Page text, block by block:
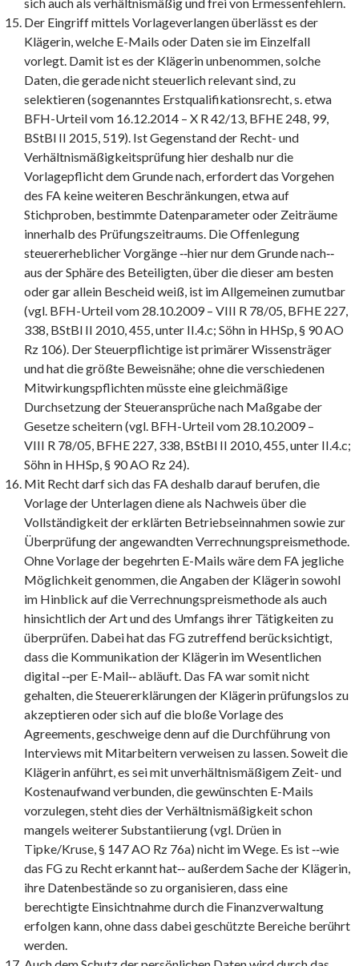
Der Eingriff mittels Vorlageverlangen überlässt es der
Klägerin, welche E-Mails oder Daten sie im Einzelfall
vorlegt. Damit ist es der Klägerin unbenommen, solche
Daten, die gerade nicht steuerlich relevant sind, zu
selektieren (sogenanntes Erstqualifikationsrecht, s. etwa
BFH-Urteil vom 16.12.2014 – X R 42/13, BFHE 248, 99,
BStBl II 2015, 519). Ist Gegenstand der Recht- und
Verhältnismäßigkeitsprüfung hier deshalb nur die
Vorlagepflicht dem Grunde nach, erfordert das Vorgehen
des FA keine weiteren Beschränkungen, etwa auf
Stichproben, bestimmte Datenparameter oder Zeiträume
innerhalb des Prüfungszeitraums. Die Offenlegung
steuererheblicher Vorgänge ‑‑hier nur dem Grunde nach‑‑
aus der Sphäre des Beteiligten, über die dieser am besten
oder gar allein Bescheid weiß, ist im Allgemeinen zumutbar
(vgl. BFH-Urteil vom 28.10.2009 – VIII R 78/05, BFHE 227,
338, BStBl II 2010, 455, unter II.4.c; Söhn in HHSp, § 90 AO
Rz 106). Der Steuerpflichtige ist primärer Wissensträger
und hat die größte Beweisnähe; ohne die verschiedenen
Mitwirkungspflichten müsste eine gleichmäßige
Durchsetzung der Steueransprüche nach Maßgabe der
Gesetze scheitern (vgl. BFH-Urteil vom 28.10.2009 –
VIII R 78/05, BFHE 227, 338, BStBl II 2010, 455, unter II.4.c;
Söhn in HHSp, § 90 AO Rz 24).
Mit Recht darf sich das FA deshalb darauf berufen, die
Vorlage der Unterlagen diene als Nachweis über die
Vollständigkeit der erklärten Betriebseinnahmen sowie zur
Überprüfung der angewandten Verrechnungspreismethode.
Ohne Vorlage der begehrten E-Mails wäre dem FA jegliche
Möglichkeit genommen, die Angaben der Klägerin sowohl
im Hinblick auf die Verrechnungspreismethode als auch
hinsichtlich der Art und des Umfangs ihrer Tätigkeiten zu
überprüfen. Dabei hat das FG zutreffend berücksichtigt,
dass die Kommunikation der Klägerin im Wesentlichen
digital ‑‑per E-Mail‑‑ abläuft. Das FA war somit nicht
gehalten, die Steuererklärungen der Klägerin prüfungslos zu
akzeptieren oder sich auf die bloße Vorlage des
Agreements, geschweige denn auf die Durchführung von
Interviews mit Mitarbeitern verweisen zu lassen. Soweit die
Klägerin anführt, es sei mit unverhältnismäßigem Zeit- und
Kostenaufwand verbunden, die gewünschten E-Mails
vorzulegen, steht dies der Verhältnismäßigkeit schon
mangels weiterer Substantiierung (vgl. Drüen in
Tipke/Kruse, § 147 AO Rz 76a) nicht im Wege. Es ist ‑‑wie
das FG zu Recht erkannt hat‑‑ außerdem Sache der Klägerin,
ihre Datenbestände so zu organisieren, dass eine
berechtigte Einsichtnahme durch die Finanzverwaltung
erfolgen kann, ohne dass dabei geschützte Bereiche berührt
werden.